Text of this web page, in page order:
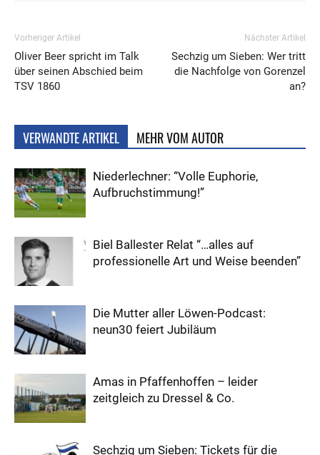
Vorheriger Artikel
Oliver Beer spricht im Talk
über seinen Abschied beim
TSV 1860
Nächster Artikel
Sechzig um Sieben: Wer tritt
die Nachfolge von Gorenzel
an?
VERWANDTE ARTIKEL MEHR VOM AUTOR
Niederlechner: “Volle Euphorie,
Aufbruchstimmung!”
Biel Ballester Relat “…alles auf
professionelle Art und Weise beenden”
Die Mutter aller Löwen-Podcast:
neun30 feiert Jubiläum
Amas in Pfaffenhoffen – leider
zeitgleich zu Dressel & Co.
Sechzig um Sieben: Tickets für die